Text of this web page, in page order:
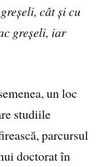
cât și cu
greșeli, iar
un loc
studiile
parcursul
doctorat în